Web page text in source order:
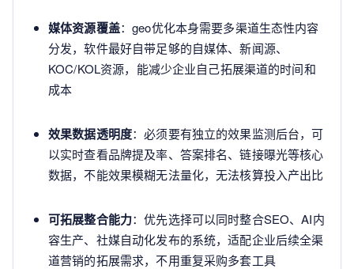
媒体资源覆盖：geo优化本身需要多渠道生态性内容
分发，软件最好自带足够的自媒体、新闻源、
KOC/KOL资源，能减少企业自己拓展渠道的时间和
成本
效果数据透明度：必须要有独立的效果监测后台，可
以实时查看品牌提及率、答案排名、链接曝光等核心
数据，不能效果模糊无法量化，无法核算投入产出比
可拓展整合能力：优先选择可以同时整合SEO、AI内
容生产、社媒自动化发布的系统，适配企业后续全渠
道营销的拓展需求，不用重复采购多套工具